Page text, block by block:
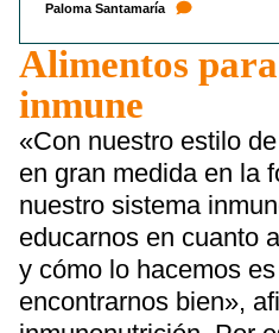
Paloma Santamaría
Alimentos
inmune
«Con nuestro estilo
en gran medida en la
nuestro sistema
educarnos en cuanto
y cómo lo hacemos
encontrarnos bien»,